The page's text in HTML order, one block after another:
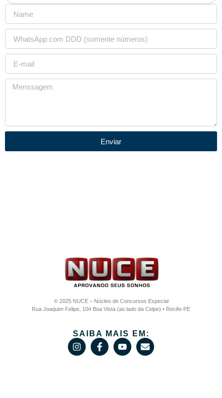
Enviar
© 2025 NUCE – Núcleo de Concursos Especial
Rua Joaquim Felipe, 104 Boa Vista (ao lado da Celpe) • Recife-PE
SAIBA MAIS EM: